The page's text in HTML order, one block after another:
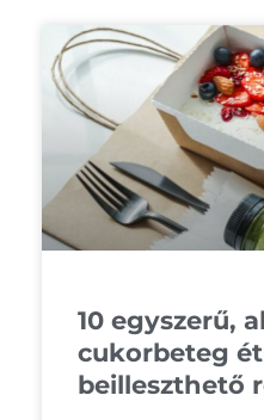
10 egyszerű,
cukorbeteg
beilleszthető